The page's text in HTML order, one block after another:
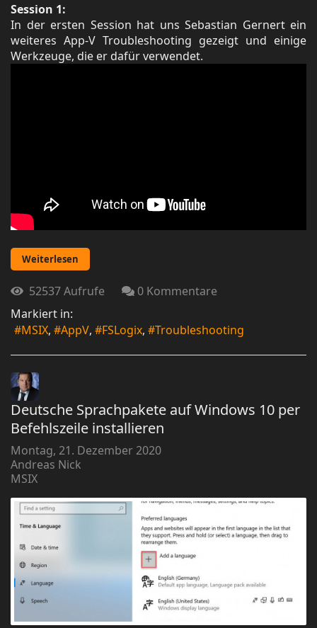
Session 1:
In der ersten Session hat uns Sebastian Gernert ein
weiteres App-V Troubleshooting gezeigt und einige
Werkzeuge, die er dafür verwendet.
Weiterlesen
52537 Aufrufe
0 Kommentare
Markiert in:
MSIX
AppV FSLogix Troubleshooting
Deutsche Sprachpakete auf Windows 10 per
Befehlszeile installieren
Montag, 21. Dezember 2020
Andreas Nick
MSIX